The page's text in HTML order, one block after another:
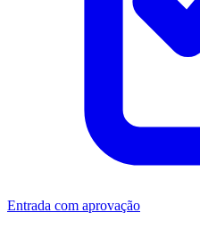
Entrada com aprovação